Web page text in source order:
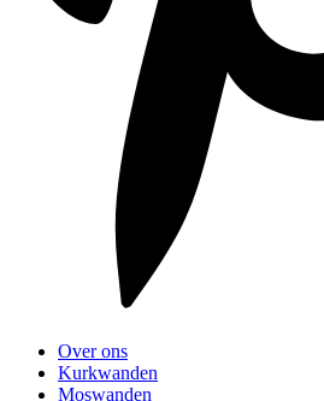
Over ons
Kurkwanden
Moswanden